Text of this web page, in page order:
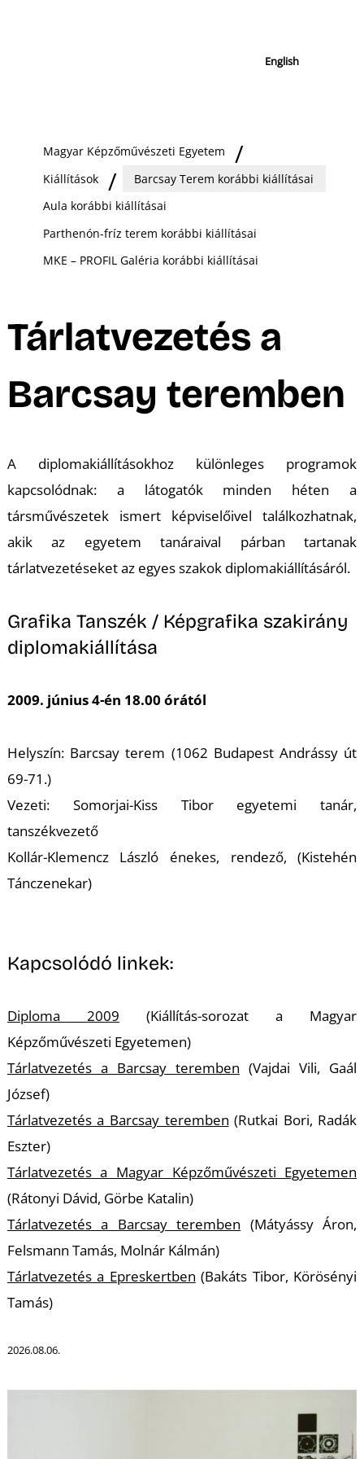
English
Magyar Képzőművészeti Egyetem
Kiállítások
Barcsay Terem korábbi kiállításai
Aula korábbi kiállításai
Parthenón-fríz terem korábbi kiállításai
MKE – PROFIL Galéria korábbi kiállításai
Tárlatvezetés a
Barcsay teremben
A diplomakiállításokhoz különleges programok
kapcsolódnak: a látogatók minden héten a
társművészetek ismert képviselőivel találkozhatnak,
akik az egyetem tanáraival párban tartanak
tárlatvezetéseket az egyes szakok diplomakiállításáról.
Grafika Tanszék / Képgrafika szakirány
diplomakiállítása
2009. június 4-én 18.00 órától
Helyszín: Barcsay terem (1062 Budapest Andrássy út
69-71.)
Vezeti: Somorjai-Kiss Tibor egyetemi tanár,
tanszékvezető
Kollár-Klemencz László énekes, rendező, (Kistehén
Tánczenekar)
Kapcsolódó linkek:
Diploma 2009 (Kiállítás-sorozat a Magyar
Képzőművészeti Egyetemen)
Tárlatvezetés a Barcsay teremben (Vajdai Vili, Gaál
József)
Tárlatvezetés a Barcsay teremben (Rutkai Bori, Radák
Eszter)
Tárlatvezetés a Magyar Képzőművészeti Egyetemen
(Rátonyi Dávid, Görbe Katalin)
Tárlatvezetés a Barcsay teremben (Mátyássy Áron,
Felsmann Tamás, Molnár Kálmán)
Tárlatvezetés a Epreskertben (Bakáts Tibor, Körösényi
Tamás)
2026.08.06.